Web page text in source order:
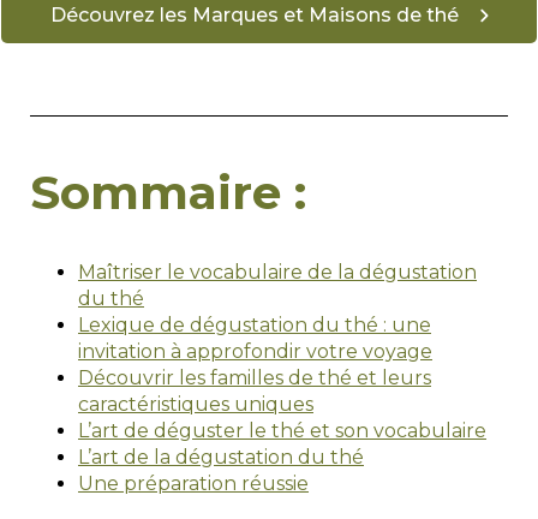
Découvrez les Marques et Maisons de thé
Sommaire :
Maîtriser le vocabulaire de la dégustation
du thé
Lexique de dégustation du thé : une
invitation à approfondir votre voyage
Découvrir les familles de thé et leurs
caractéristiques uniques
L’art de déguster le thé et son vocabulaire
L’art de la dégustation du thé
Une préparation réussie